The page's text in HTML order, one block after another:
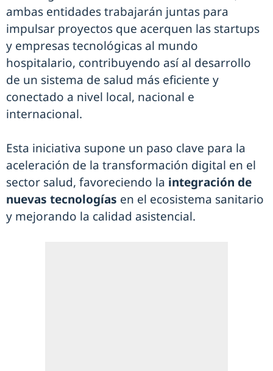
ambas entidades trabajarán juntas para
impulsar proyectos que acerquen las startups
y empresas tecnológicas al mundo
hospitalario, contribuyendo así al desarrollo
de un sistema de salud más eficiente y
conectado a nivel local, nacional e
internacional.
Esta iniciativa supone un paso clave para la
aceleración de la transformación digital en el
sector salud, favoreciendo la integración de
nuevas tecnologías en el ecosistema sanitario
y mejorando la calidad asistencial.